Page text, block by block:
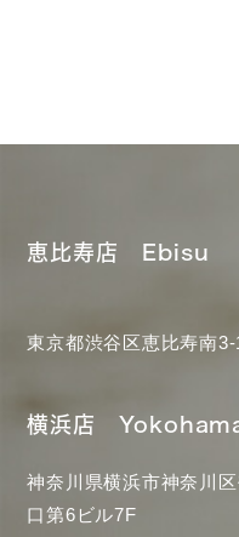
恵比寿店 Ebisu
東京都渋谷区恵比寿南
横浜店
神奈川県横浜市神奈川
口第6ビル7F